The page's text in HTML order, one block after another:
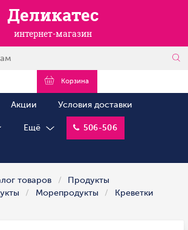
Деликатес
интернет-магазин
Корзина
Акции Условия доставки
Ещё 506-506
товаров
Продукты
Морепродукты Креветки